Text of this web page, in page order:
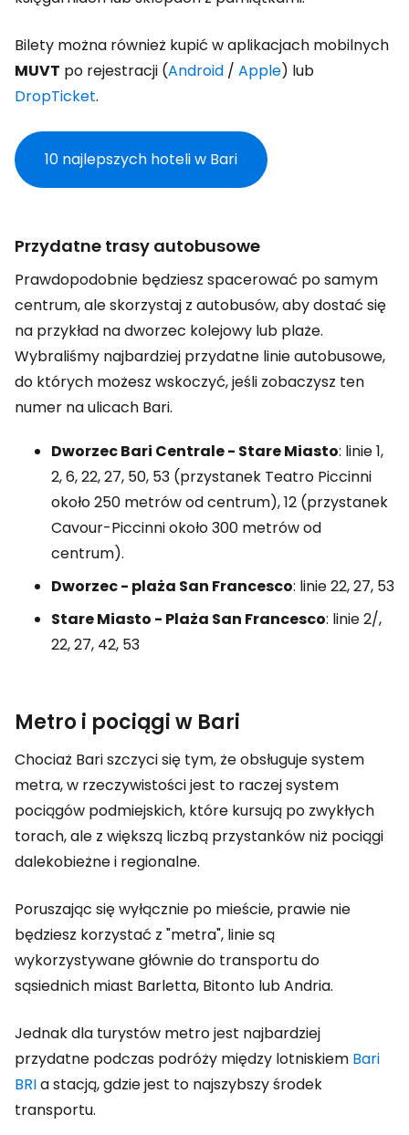
Bilety można również kupić w aplikacjach mobilnych
MUVT po rejestracji (Android / Apple) lub
DropTicket.
10 najlepszych hoteli w Bari
Przydatne trasy autobusowe
Prawdopodobnie będziesz spacerować po samym
centrum, ale skorzystaj z autobusów, aby dostać się
na przykład na dworzec kolejowy lub plaże.
Wybraliśmy najbardziej przydatne linie autobusowe,
do których możesz wskoczyć, jeśli zobaczysz ten
numer na ulicach Bari.
Dworzec Bari Centrale - Stare Miasto: linie 1,
2, 6, 22, 27, 50, 53 (przystanek Teatro Piccinni
około 250 metrów od centrum), 12 (przystanek
Cavour-Piccinni około 300 metrów od
centrum).
Dworzec - plaża San Francesco: linie 22, 27, 53
Stare Miasto - Plaża San Francesco: linie 2/,
22, 27, 42, 53
Metro i pociągi w Bari
Chociaż Bari szczyci się tym, że obsługuje system
metra, w rzeczywistości jest to raczej system
pociągów podmiejskich, które kursują po zwykłych
torach, ale z większą liczbą przystanków niż pociągi
dalekobieżne i regionalne.
Poruszając się wyłącznie po mieście, prawie nie
będziesz korzystać z "metra", linie są
wykorzystywane głównie do transportu do
sąsiednich miast Barletta, Bitonto lub Andria.
Jednak dla turystów metro jest najbardziej
przydatne podczas podróży między lotniskiem Bari
BRIa stacją, gdzie jest to najszybszy środek
transportu.